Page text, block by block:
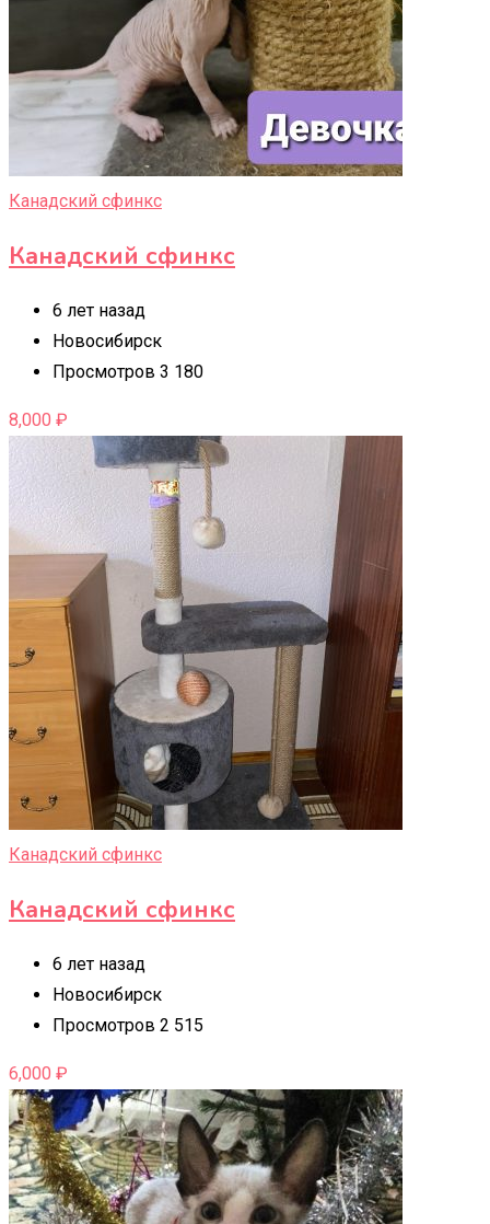
Канадский сфинкс
Канадский сфинкс
6 лет назад
Новосибирск
Просмотров 3 180
8,000 ₽
Канадский сфинкс
Канадский сфинкс
6 лет назад
Новосибирск
Просмотров 2 515
6,000 ₽